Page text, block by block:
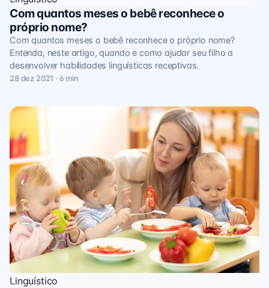
Com quantos meses o bebê reconhece o
próprio nome?
Com quantos meses o bebê reconhece o próprio nome?
Entenda, neste artigo, quando e como ajudar seu filho a
desenvolver habilidades linguísticas receptivas.
28 dez 2021 · 6 min
Linguístico